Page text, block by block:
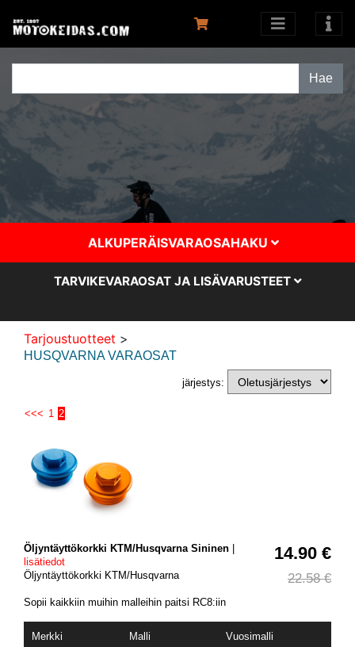
ALKUPERÄISVARAOSAHAKU
TARVIKEVARAOSAT JA LISÄVARUSTEET
Tarjoustuotteet >
HUSQVARNA VARAOSAT
järjestys:
<<< 1 2
14.90 €
22.58 €
Öljyntäyttökorkki KTM/Husqvarna Sininen |
lisätiedot
Öljyntäyttökorkki KTM/Husqvarna
Sopii kaikkiin muihin malleihin paitsi RC8:iin
Merkki Malli
Vuosimalli